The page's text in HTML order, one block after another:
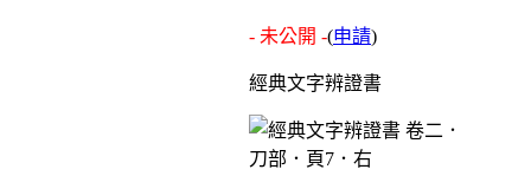
- 未公開 -(申請)
經典文字辨證書